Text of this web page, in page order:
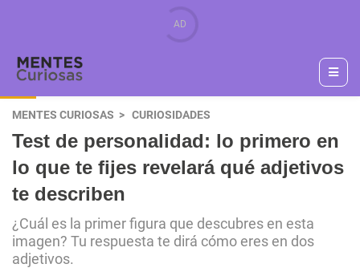
MENTES CURIOSAS CURIOSIDADES
Test de personalidad: lo primero en
lo que te fijes revelará qué adjetivos
te describen
¿Cuál es la primer figura que descubres en esta
imagen? Tu respuesta te dirá cómo eres en dos
adjetivos.